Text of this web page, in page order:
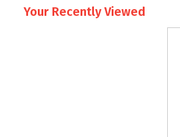
Your Recently Viewed